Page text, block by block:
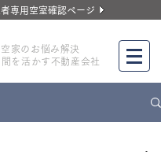
専用空室確認ページ
家のお悩み解決
間を活かす不動産会社